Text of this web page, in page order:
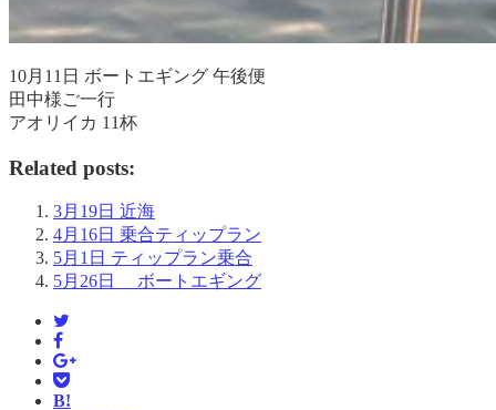
10月11日 ボートエギング 午後便
田中様ご一行
アオリイカ 11杯
Related posts:
3月19日 近海
4月16日 乗合ティップラン
5月1日 ティップラン乗合
5月26日 ボートエギング
B!